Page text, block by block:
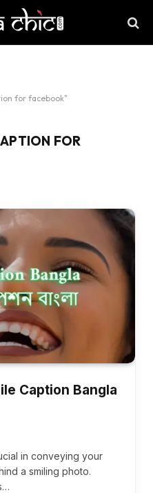
for facebook"
FOR
Caption Bangla
in conveying your
a smiling photo.